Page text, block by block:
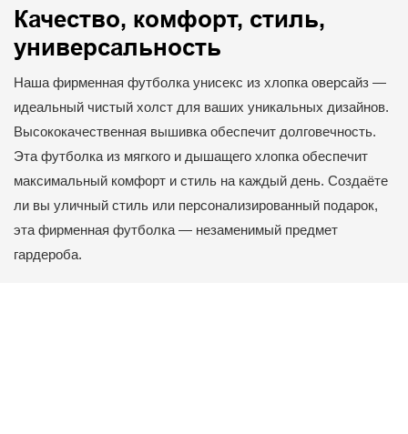
Качество, комфорт, стиль,
универсальность
Наша фирменная футболка унисекс из хлопка оверсайз —
идеальный чистый холст для ваших уникальных дизайнов.
Высококачественная вышивка обеспечит долговечность.
Эта футболка из мягкого и дышащего хлопка обеспечит
максимальный комфорт и стиль на каждый день. Создаёте
ли вы уличный стиль или персонализированный подарок,
эта фирменная футболка — незаменимый предмет
гардероба.